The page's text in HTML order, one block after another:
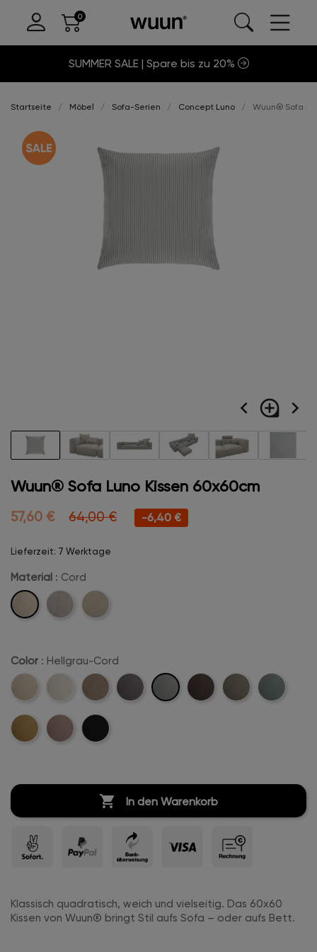
SUMMER SALE | Spare bis zu 20%
Startseite Möbel Sofa-Serien Concept Luno Wuun® Sofa
navigate_before loupe navigate_next
Wuun® Sofa Luno Kissen 60x60cm
57,60 € 64,00 € -6,40 €
Lieferzeit: 7 Werktage
Material : Cord
Cord Velvet Boucle
Color : Hellgrau-Cord
Beige-
Creme-
Cord
Sand-
Anthrazit-Hellgrau-
Cord
Dunkelbraun-
Khaki-
Mintgreen-
Mustard-Rosa-
Schwarz-
 In den Warenkorb
Klassisch quadratisch, weich und vielseitig. Das 60x60
Kissen von Wuun® bringt Stil aufs Sofa – oder aufs Bett.